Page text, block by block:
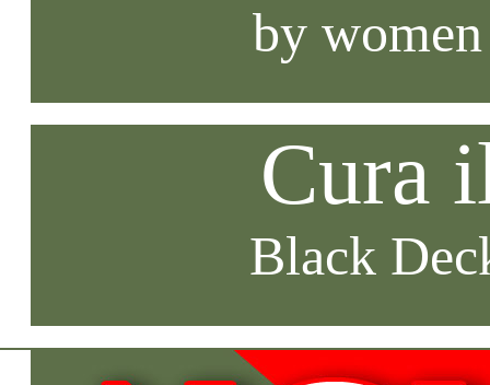
by
Cura
Black